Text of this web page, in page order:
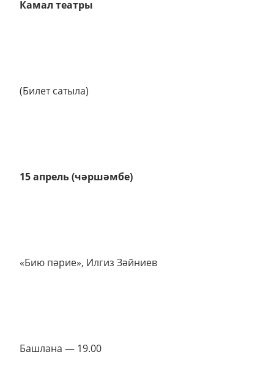
Камал театры
(Билет сатыла)
15 апрель (чәршәмбе)
«Бию пәрие», Илгиз Зәйниев
Башлана — 19.00